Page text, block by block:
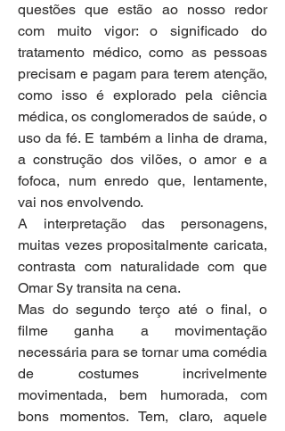
questões que estão ao nosso redor
com muito vigor: o significado do
tratamento médico, como as pessoas
precisam e pagam para terem atenção,
como isso é explorado pela ciência
médica, os conglomerados de saúde, o
uso da fé. E também a linha de drama,
a construção dos vilões, o amor e a
fofoca, num enredo que, lentamente,
vai nos envolvendo.
A interpretação das personagens,
muitas vezes propositalmente caricata,
contrasta com naturalidade com que
Omar Sy transita na cena.
Mas do segundo terço até o final, o
filme ganha a movimentação
necessária para se tornar uma comédia
de costumes incrivelmente
movimentada, bem humorada, com
bons momentos. Tem, claro, aquele